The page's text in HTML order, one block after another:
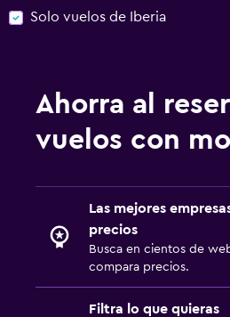
Solo vuelos de Iberia
Ahorra al
vuelos con
Las mejores
precios
Busca en cientos de
compara precios.
Filtra lo que quieras